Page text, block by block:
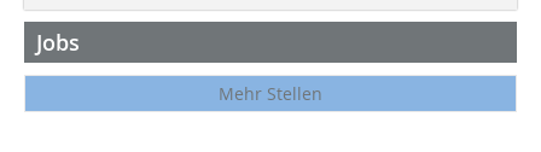
Jobs
Mehr Stellen